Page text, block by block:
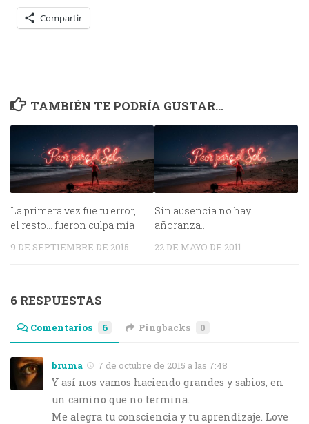
Compartir
TAMBIÉN TE PODRÍA GUSTAR...
La primera vez fue tu error,
el resto… fueron culpa mía
9 DE SEPTIEMBRE DE 2015
Sin ausencia no hay
añoranza…
22 DE MAYO DE 2011
6 RESPUESTAS
Comentarios 6 Pingbacks 0
bruma 7 de octubre de 2015 a las 7:48
Y así nos vamos haciendo grandes y sabios, en
un camino que no termina.
Me alegra tu consciencia y tu aprendizaje. Love